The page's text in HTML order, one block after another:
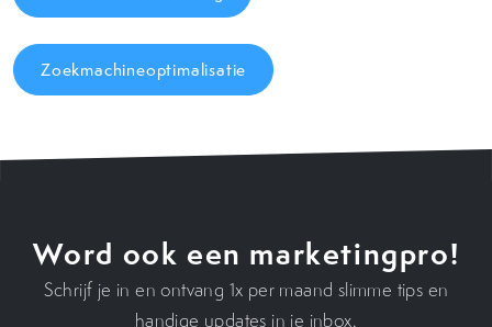
Zoekmachineoptimalisatie
Word ook een marketingpro!
Schrijf je in en ontvang 1x per maand slimme tips en
handige updates in je inbox.